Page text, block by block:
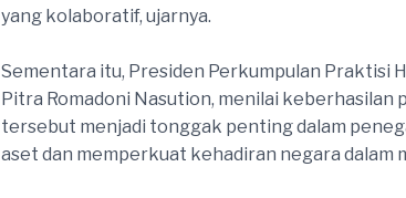
yang kolaboratif, ujarnya.
Sementara itu, Presiden Perkumpulan Praktisi
Pitra Romadoni Nasution, menilai keberhasilan
tersebut menjadi tonggak penting dalam
aset dan memperkuat kehadiran negara dalam